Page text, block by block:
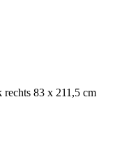
83 x 211,5 cm